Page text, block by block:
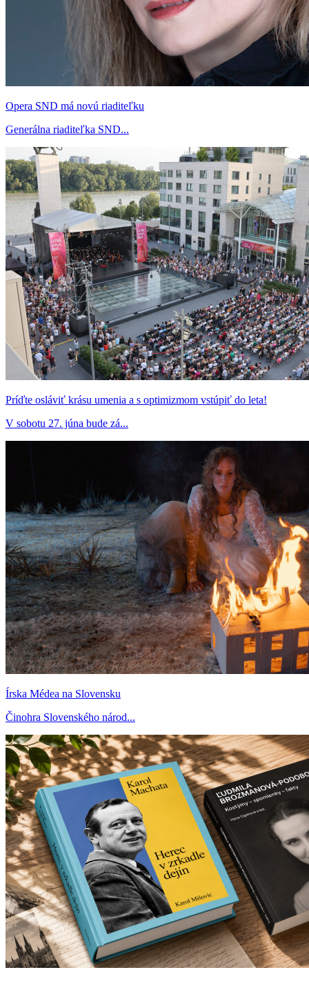
Opera SND má novú riaditeľku
Generálna riaditeľka SND...
Príďte osláviť krásu umenia a s optimizmom vstúpiť do leta!
V sobotu 27. júna bude zá...
Írska Médea na Slovensku
Činohra Slovenského národ...